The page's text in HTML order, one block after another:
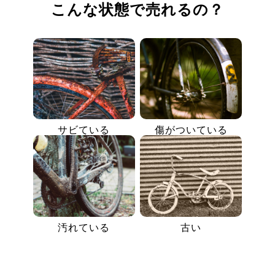
こんな状態で売れるの？
サビている 傷がついている
汚れている 古い